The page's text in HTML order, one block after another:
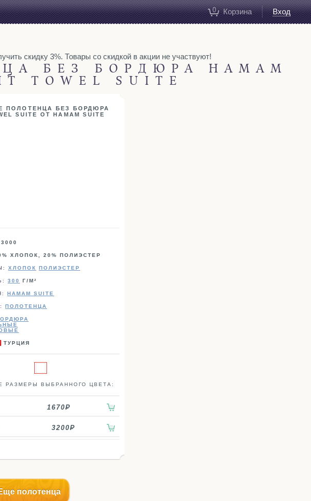
0 Корзина Вход
скидку 3%. Товары со скидкой в акции не участвуют!
БЕЗ БОРДЮРА HAMAM
TOWEL SUITE
ПОЛОТЕНЦА БЕЗ БОРДЮРА
SUITE ОТ HAMAM SUITE
ХЛОПОК, 20% ПОЛИЭСТЕР
ХЛОПОК ПОЛИЭСТЕР
300 Г/М²
HAMAM SUITE
ПОЛОТЕНЦА
ТУРЦИЯ
РАЗМЕРЫ ВЫБРАННОГО ЦВЕТА:
1670
3200
полотенца